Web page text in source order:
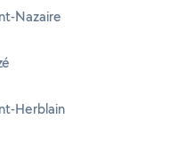
Nazaire
Herblain